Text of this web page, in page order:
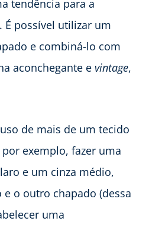
tendência para a
É possível utilizar um
e combiná-lo com
aconchegante e vintage,
de mais de um tecido
exemplo, fazer uma
e um cinza médio,
o outro chapado (dessa
uma